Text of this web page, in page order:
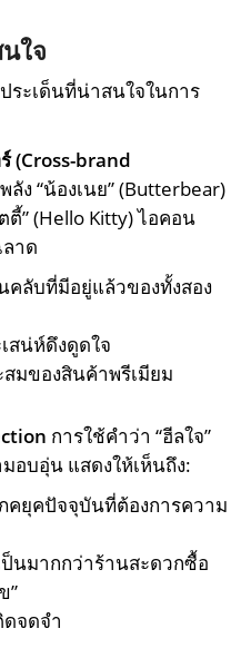
ใจ
ระเด็นที่น่าสนใจในการ
(Cross-brand
ลัง “น้องเนย” (Butterbear)
” (Hello Kitty) ไอคอน
าด
ลับที่มีอยู่แล้วของทั้งสอง
สน่ห์ดึงดูดใจ
มของสินค้าพรีเมียม
การใช้คำว่า “ฮีลใจ”
อบอุ่น แสดงให้เห็นถึง:
คยุคปัจจุบันที่ต้องการความ
นมากกว่าร้านสะดวกซื้อ
”
จดจำ